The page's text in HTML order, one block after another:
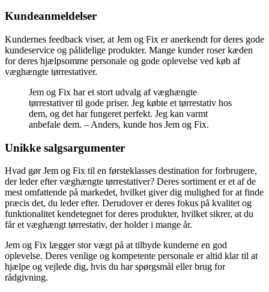
Kundeanmeldelser
Kundernes feedback viser, at Jem og Fix er anerkendt for deres gode
kundeservice og pålidelige produkter. Mange kunder roser kæden
for deres hjælpsomme personale og gode oplevelse ved køb af
væghængte tørrestativer.
Jem og Fix har et stort udvalg af væghængte
tørrestativer til gode priser. Jeg købte et tørrestativ hos
dem, og det har fungeret perfekt. Jeg kan varmt
anbefale dem. – Anders, kunde hos Jem og Fix.
Unikke salgsargumenter
Hvad gør Jem og Fix til en førsteklasses destination for forbrugere,
der leder efter væghængte tørrestativer? Deres sortiment er et af de
mest omfattende på markedet, hvilket giver dig mulighed for at finde
præcis det, du leder efter. Derudover er deres fokus på kvalitet og
funktionalitet kendetegnet for deres produkter, hvilket sikrer, at du
får et væghængt tørrestativ, der holder i mange år.
Jem og Fix lægger stor vægt på at tilbyde kunderne en god
oplevelse. Deres venlige og kompetente personale er altid klar til at
hjælpe og vejlede dig, hvis du har spørgsmål eller brug for
rådgivning.